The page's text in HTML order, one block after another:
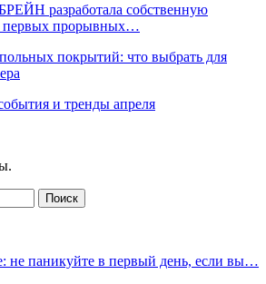
разработала собственную
первых прорывных…
покрытий: что выбрать для
и тренды апреля
не паникуйте в первый день, если вы…